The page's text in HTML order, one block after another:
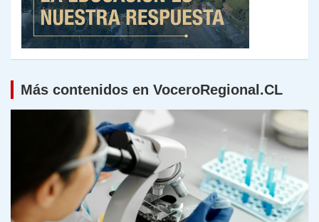
Más contenidos en VoceroRegional.CL